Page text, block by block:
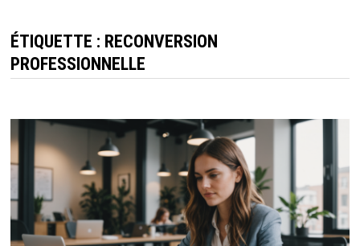
ÉTIQUETTE : RECONVERSION
PROFESSIONNELLE